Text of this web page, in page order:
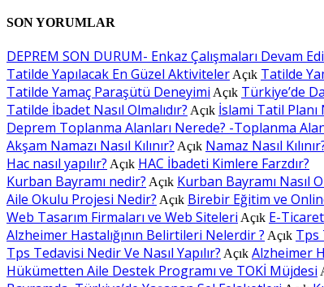
SON YORUMLAR
DEPREM SON DURUM- Enkaz Çalışmaları Devam
Tatilde Yapılacak En Güzel Aktiviteler Açık Tatilde
Tatilde Yamaç Paraşütü Deneyimi Açık Türkiye’de
Tatilde İbadet Nasıl Olmalıdır? Açık İslami Tatil Planı
Deprem Toplanma Alanları Nerede? -Toplanma
Akşam Namazı Nasıl Kılınır? Açık Namaz Nasıl
Hac nasıl yapılır? Açık HAC İbadeti Kimlere Farzdır?
Kurban Bayramı nedir? Açık Kurban Bayramı Nasıl
Aile Okulu Projesi Nedir? Açık Birebir Eğitim ve
Web Tasarım Firmaları ve Web Siteleri Açık E-
Alzheimer Hastalığının Belirtileri Nelerdir ? Açık Tps
Tps Tedavisi Nedir Ve Nasıl Yapılır? Açık Alzheimer
Hükümetten Aile Destek Programı ve TOKİ Müjdesi